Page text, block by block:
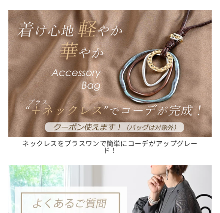
ネックレスをプラスワンで簡単にコーデがアップグレー
ド！